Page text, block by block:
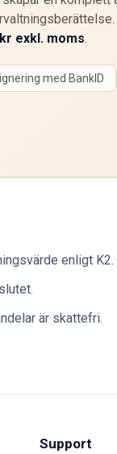
exkl. moms
med BankID
enligt K2.
är skattefri.
Support